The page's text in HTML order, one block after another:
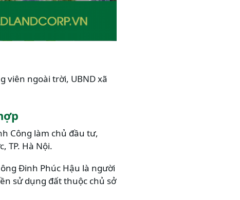
viên ngoài trời, UBND xã
Công làm chủ đầu tư,
TP. Hà Nội.
Đinh Phúc Hậu là người
sử dụng đất thuộc chủ sở